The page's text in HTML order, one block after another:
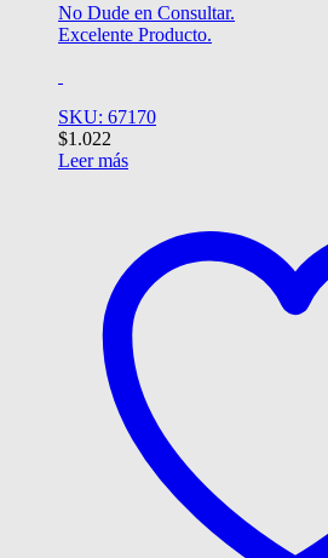
No Dude en Consultar.
Excelente Producto.
SKU: 67170
$1.022
Leer más